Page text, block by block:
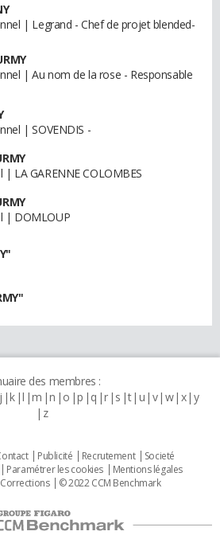
| Legrand - Chef de projet blended-
| Au nom de la rose - Responsable
| SOVENDIS -
LA GARENNE COLOMBES
| DOMLOUP
des membres :
j k l m n o p q r s t u v w x y
z
Publicité Recrutement
Societé
Paramétrer les cookies
Mentions légales
Corrections © 2022 CCM Benchmark